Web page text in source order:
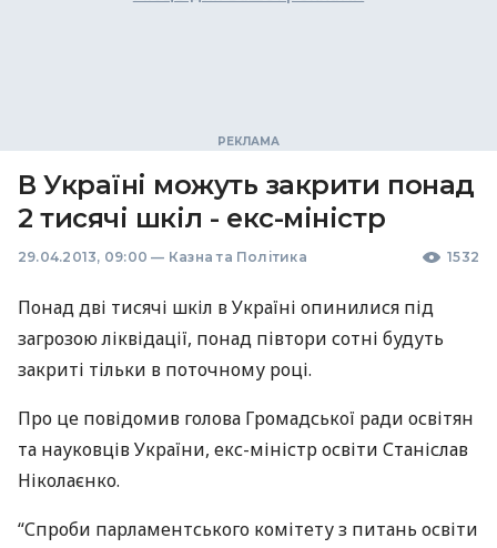
В Україні можуть закрити понад
2 тисячі шкіл - екс-міністр
29.04.2013, 09:00 — Казна та Політика 1532
Понад дві тисячі шкіл в Україні опинилися під
загрозою ліквідації, понад півтори сотні будуть
закриті тільки в поточному році.
Про це повідомив голова Громадської ради освітян
та науковців України, екс-міністр освіти Станіслав
Ніколаєнко.
“Спроби парламентського комітету з питань освіти